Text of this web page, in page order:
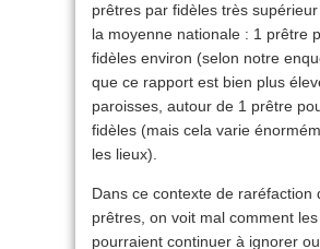
prêtres par fidèles très
la moyenne nationale : 1 prêtre
fidèles environ (selon notre
que ce rapport est bien plus
paroisses, autour de 1 prêtre
fidèles (mais cela varie
les lieux).
Dans ce contexte de raréfaction
prêtres, on voit mal comment
pourraient continuer à ignorer ou